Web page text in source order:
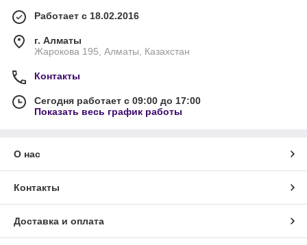
Работает с 18.02.2016
г. Алматы
Жарокова 195, Алматы, Казахстан
Контакты
Сегодня работает с 09:00 до 17:00
Показать весь график работы
О нас
Контакты
Доставка и оплата